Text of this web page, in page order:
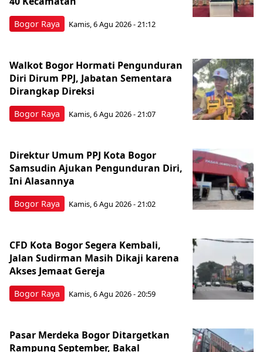
Bogor Raya Kamis, 6 Agu 2026 - 21:12
Bogor Raya
Walkot Bogor Hormati Pengunduran
Diri Dirum PPJ, Jabatan Sementara
Dirangkap Direksi
Kamis, 6 Agu 2026 - 21:07
Bogor Raya
Direktur Umum PPJ Kota Bogor
Samsudin Ajukan Pengunduran Diri,
Ini Alasannya
Kamis, 6 Agu 2026 - 21:02
Bogor Raya
CFD Kota Bogor Segera Kembali,
Jalan Sudirman Masih Dikaji karena
Akses Jemaat Gereja
Kamis, 6 Agu 2026 - 20:59
Pasar Merdeka Bogor Ditargetkan
Rampung September, Bakal